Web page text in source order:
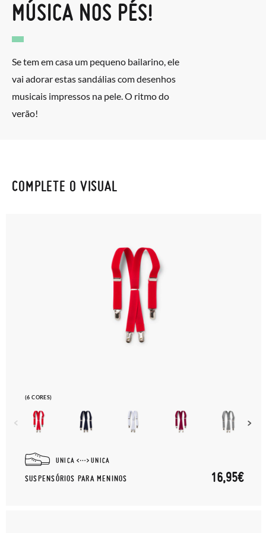
MÚSICA NOS PÉS!
Se tem em casa um pequeno bailarino, ele
vai adorar estas sandálias com desenhos
musicais impressos na pele. O ritmo do
verão!
COMPLETE O VISUAL
(6 CORES)
UNICA UNICA
SUSPENSÓRIOS PARA MENINOS 16,95€